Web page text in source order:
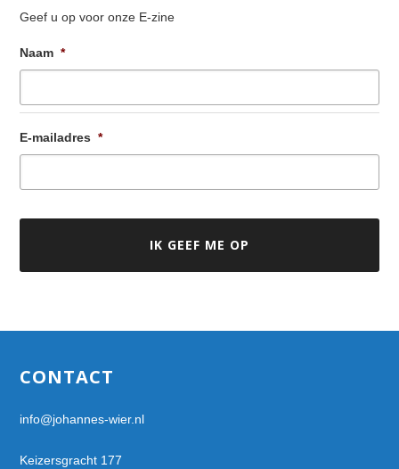
Geef u op voor onze E-zine
Naam *
E-mailadres *
Footer
CONTACT
info@johannes-wier.nl
Keizersgracht 177